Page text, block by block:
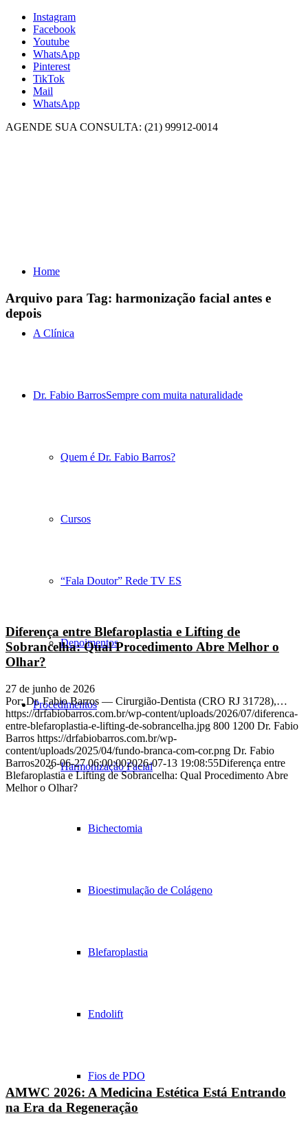
Instagram
Facebook
Youtube
WhatsApp
Pinterest
TikTok
Mail
WhatsApp
AGENDE SUA CONSULTA: (21) 99912-0014
Home
A Clínica
Dr. Fabio BarrosSempre com muita naturalidade
Quem é Dr. Fabio Barros?
Cursos
“Fala Doutor” Rede TV ES
Depoimentos
Procedimentos
Harmonização Facial
Bichectomia
Bioestimulação de Colágeno
Blefaroplastia
Endolift
Fios de PDO
Arquivo para Tag: harmonização facial antes e
depois
Diferença entre Blefaroplastia e Lifting de
Sobrancelha: Qual Procedimento Abre Melhor o
Olhar?
27 de junho de 2026
Por: Dr. Fabio Barros — Cirurgião-Dentista (CRO RJ 31728),…
https://drfabiobarros.com.br/wp-content/uploads/2026/07/diferenca-
entre-blefaroplastia-e-lifting-de-sobrancelha.jpg 800 1200 Dr. Fabio
Barros https://drfabiobarros.com.br/wp-
content/uploads/2025/04/fundo-branca-com-cor.png Dr. Fabio
Barros2026-06-27 06:00:002026-07-13 19:08:55Diferença entre
Blefaroplastia e Lifting de Sobrancelha: Qual Procedimento Abre
Melhor o Olhar?
AMWC 2026: A Medicina Estética Está Entrando
na Era da Regeneração